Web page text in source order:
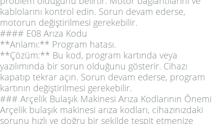
kablolarını kontrol edin. Sorun devam ederse,
motorun değiştirilmesi gerekebilir.
#### E08 Arıza Kodu
**Anlamı:** Program hatası.
**Çözüm:** Bu kod, program kartında veya
yazılımında bir sorun olduğunu gösterir. Cihazı
kapatıp tekrar açın. Sorun devam ederse, program
kartının değiştirilmesi gerekebilir.
### Arçelik Bulaşık Makinesi Arıza Kodlarının Önemi
Arçelik bulaşık makinesi arıza kodları, cihazınızdaki
sorunu hızlı ve doğru bir şekilde tespit etmenize